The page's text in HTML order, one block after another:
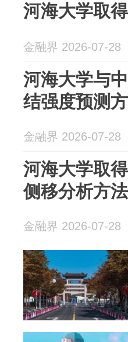
河海大学取
金融界 2026-07-28
河海大学与
结强度预测
金融界 2026-07-28
河海大学取
侧移分析方
金融界 2026-07-28